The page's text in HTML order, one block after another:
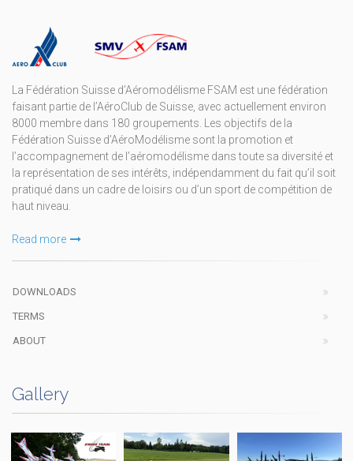
La Fédération Suisse d’Aéromodélisme FSAM est une fédération
faisant partie de l’AéroClub de Suisse, avec actuellement environ
8000 membre dans 180 groupements. Les objectifs de la
Fédération Suisse d’AéroModélisme sont la promotion et
l’accompagnement de l’aéromodélisme dans toute sa diversité et
la représentation de ses intérêts, indépendamment du fait qu’il soit
pratiqué dans un cadre de loisirs ou d’un sport de compétition de
haut niveau.
Read more
DOWNLOADS
TERMS
ABOUT
Gallery